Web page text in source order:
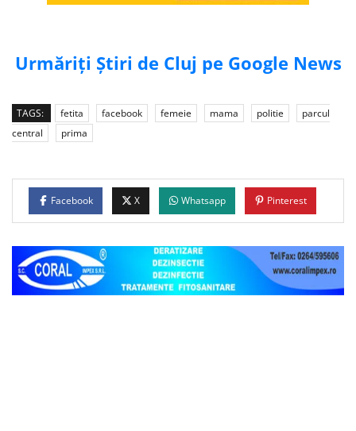
Urmăriți Știri de Cluj pe Google News
TAGS: fetita facebook femeie mama politie
parcul
central
prima
Facebook X Whatsapp Pinterest